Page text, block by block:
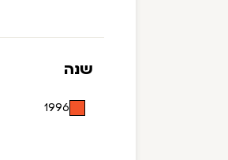
שנה
1996